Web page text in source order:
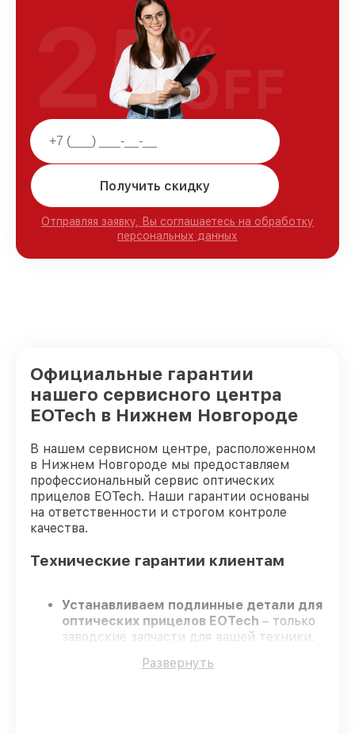
Получить скидку
Отправляя заявку, Вы соглашаетесь на обработку
персональных данных
25%
OFF
Официальные гарантии
нашего сервисного центра
EOTech в Нижнем Новгороде
В нашем сервисном центре, расположенном
в Нижнем Новгороде мы предоставляем
профессиональный сервис оптических
прицелов EOTech. Наши гарантии основаны
на ответственности и строгом контроле
качества.
Технические гарантии клиентам
Устанавливаем подлинные детали для
оптических прицелов EOTech – только
заводские запчасти для вашей техники.
отбор, что обеспечивает качество и
Развернуть